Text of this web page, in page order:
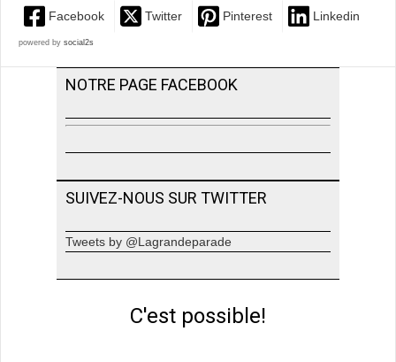
Facebook Twitter Pinterest Linkedin
powered by social2s
NOTRE PAGE FACEBOOK
SUIVEZ-NOUS SUR TWITTER
Tweets by @Lagrandeparade
C'est possible!